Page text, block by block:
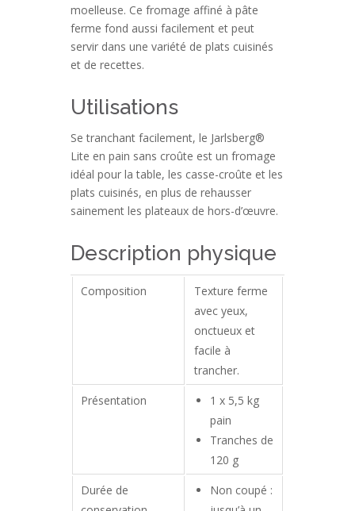
moelleuse. Ce fromage affiné à pâte
ferme fond aussi facilement et peut
servir dans une variété de plats cuisinés
et de recettes.
Utilisations
Se tranchant facilement, le Jarlsberg®
Lite en pain sans croûte est un fromage
idéal pour la table, les casse-croûte et les
plats cuisinés, en plus de rehausser
sainement les plateaux de hors-d’œuvre.
Description physique
Composition
Texture ferme
avec yeux,
onctueux et
facile à
trancher.
Présentation
1 x 5,5 kg
pain
Tranches de
120 g
Durée de
Non coupé :